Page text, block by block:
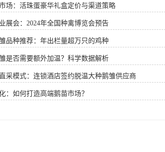
场：活珠蛋豪华礼盒定价与渠道策略
展会：2024年全国种禽博览会预告
品种推荐：年出栏量超万只的鸡种
是否需要额外加温？科学数据解析
采模式：连锁酒店签约脱温大种鹅雏供应商
：如何打造高端鹅苗市场？